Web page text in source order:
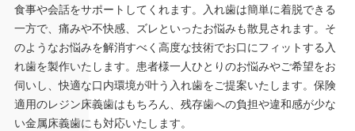
食事や会話をサポートしてくれます。入れ歯は簡単に着脱できる
一方で、痛みや不快感、ズレといったお悩みも散見されます。そ
のようなお悩みを解消すべく高度な技術でお口にフィットする入
れ歯を製作いたします。患者様一人ひとりのお悩みやご希望をお
伺いし、快適な口内環境が叶う入れ歯をご提案いたします。保険
適用のレジン床義歯はもちろん、残存歯への負担や違和感が少な
い金属床義歯にも対応いたします。